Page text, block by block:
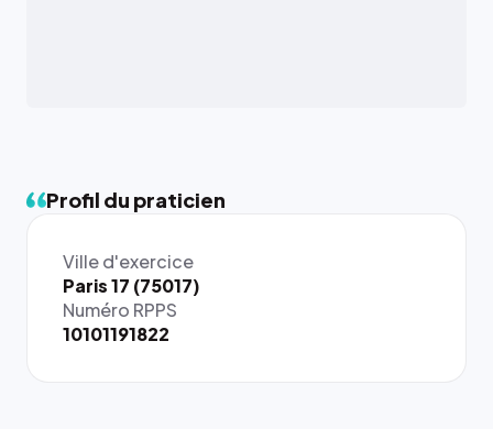
Profil du praticien
Ville d'exercice
Paris 17 (75017)
Numéro RPPS
10101191822